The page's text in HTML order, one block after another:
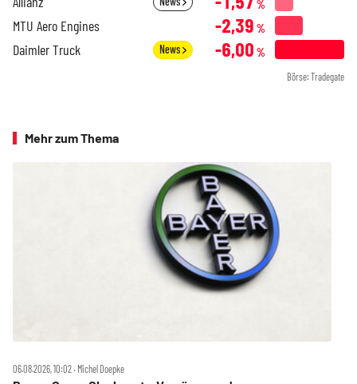
%
MTU Aero Engines -2,39 %
Daimler Truck News -6,00 %
Börse: Tradegate
Mehr zum Thema
06.08.2026, 10:02 ‧ Michel Doepke